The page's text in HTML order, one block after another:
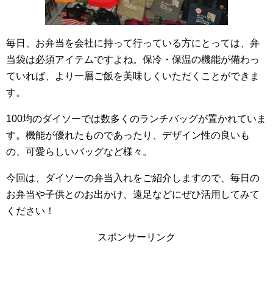
毎日、お弁当を会社に持って行っている方にとっては、弁
当袋は必須アイテムですよね。保冷・保温の機能が備わっ
ていれば、より一層ご飯を美味しくいただくことができま
す。
100均のダイソーでは数多くのランチバッグが置かれていま
す。機能が優れたものであったり、デザイン性の良いも
の、可愛らしいバッグなど様々。
今回は、ダイソーの弁当入れをご紹介しますので、毎日の
お弁当や子供とのお出かけ、遠足などにぜひ活用してみて
ください！
スポンサーリンク